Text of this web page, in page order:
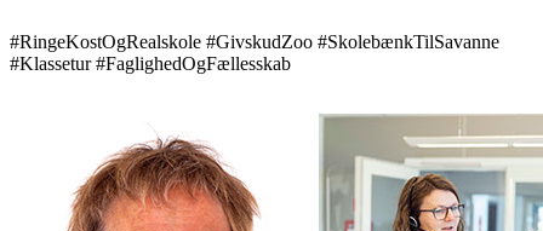
#RingeKostOgRealskole #GivskudZoo #SkolebænkTilSavanne
#Klassetur #FaglighedOgFællesskab